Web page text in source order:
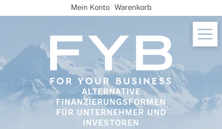
to
ALTERNATIVE
FINANZIERUNGSFORMEN
FÜR UNTERNEHMER UND
INVESTOREN
Mein Konto Warenkorb